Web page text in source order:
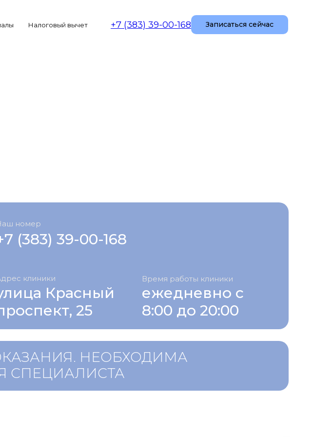
Налоговый вычет +7 (383) 39-00-168 Записаться сейчас
(383) 39-00-168
номер
ежедневно с
8:00 до 20:00
Время работы клиники
клиники
Красный
25
НЕОБХОДИМА
СПЕЦИАЛИСТА